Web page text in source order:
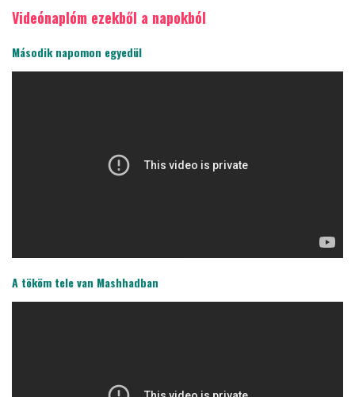
Videónaplóm ezekből a napokból
Második napomon egyedül
A tököm tele van Mashhadban